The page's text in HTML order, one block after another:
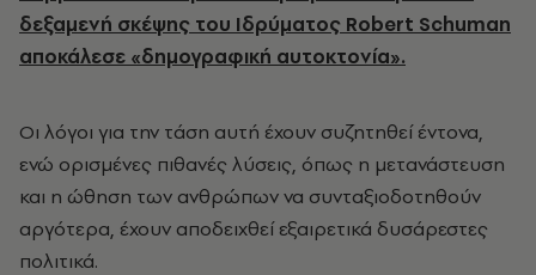
δεξαμενή σκέψης του Ιδρύματος Robert Schuman
αποκάλεσε «δημογραφική αυτοκτονία».
Οι λόγοι για την τάση αυτή έχουν συζητηθεί έντονα,
ενώ ορισμένες πιθανές λύσεις, όπως η μετανάστευση
και η ώθηση των ανθρώπων να συνταξιοδοτηθούν
αργότερα, έχουν αποδειχθεί εξαιρετικά δυσάρεστες
πολιτικά.